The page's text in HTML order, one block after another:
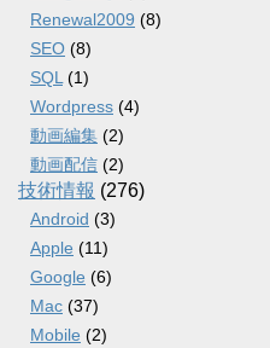
Renewal2009 (8)
SEO (8)
SQL (1)
Wordpress (4)
動画編集 (2)
動画配信 (2)
技術情報 (276)
Android (3)
Apple (11)
Google (6)
Mac (37)
Mobile (2)